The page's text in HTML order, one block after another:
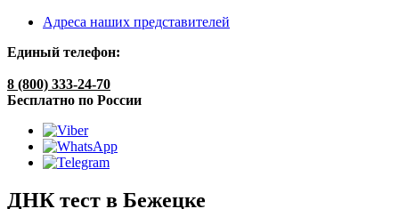
Адреса наших представителей
Единый телефон:
8 (800) 333-24-70
Бесплатно по России
ДНК тест в Бежецке